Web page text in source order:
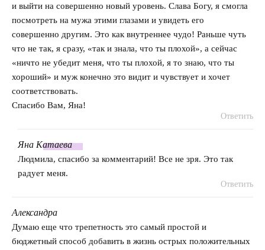
и выйти на совершенно новый уровень. Слава Богу, я смогла
посмотреть на мужа этими глазами и увидеть его
совершенно другим. Это как внутреннее чудо! Раньше чуть
что не так, я сразу, «так и знала, что ты плохой», а сейчас
«ничто не убедит меня, что ты плохой, я то знаю, что ты
хороший» и муж конечно это видит и чувствует и хочет
соответствовать.
Спасибо Вам, Яна!
Ответить
Яна Катаева
говорит:
Людмила, спасибо за комментарий! Все не зря. Это так
радует меня.
Ответить
Александра
говорит:
Думаю еще что трепетность это самый простой и
бюджетный способ добавить в жизнь острых положительных